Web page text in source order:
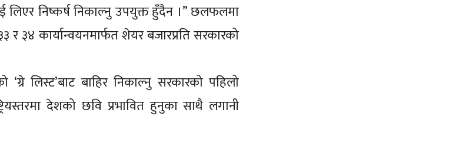
निष्कर्ष निकाल्नु उपयुक्त हुँदैन ।” छलफलमा
३३ र ३४ कार्यान्वयनमार्फत शेयर बजारप्रति सरकारको
लिस्ट’बाट बाहिर निकाल्नु सरकारको पहिलो
देशको छवि प्रभावित हुनुका साथै लगानी